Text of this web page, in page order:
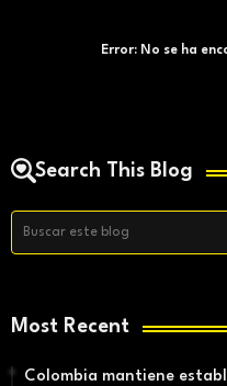
Error:No se ha
Search This Blog
Most Recent
Colombia mantiene